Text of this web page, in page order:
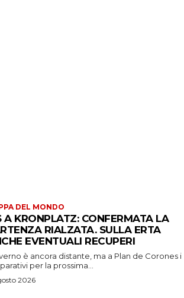
DEL MONDO
A KRONPLATZ: CONFERMATA LA
RIALZATA. SULLA ERTA
EVENTUALI RECUPERI
è ancora distante, ma a Plan de Corones i
per la prossima...
2026